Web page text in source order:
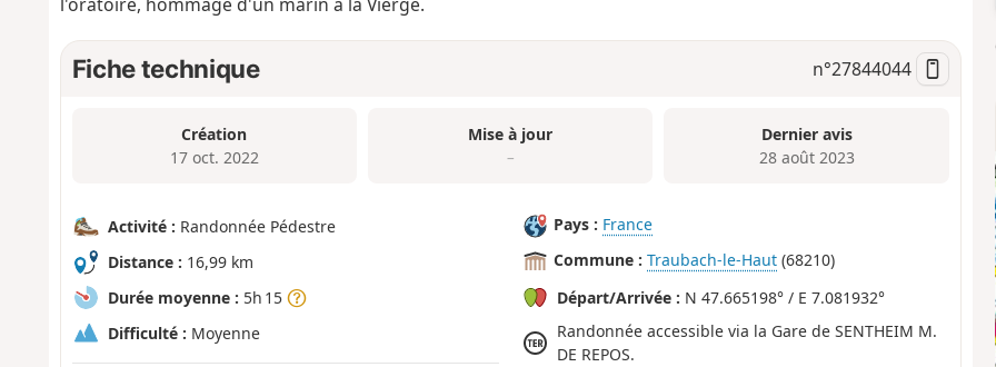
Fiche technique n°27844044
Création
17 oct. 2022
Mise à jour
–
Dernier avis
28 août 2023
Activité : Randonnée Pédestre
Distance : 16,99 km
Durée moyenne : 5h 15
Difficulté : Moyenne
Pays : France
Commune : Traubach-le-Haut (68210)
Départ/Arrivée : N 47.665198° / E 7.081932°
Randonnée accessible via la Gare de SENTHEIM M.
DE REPOS.